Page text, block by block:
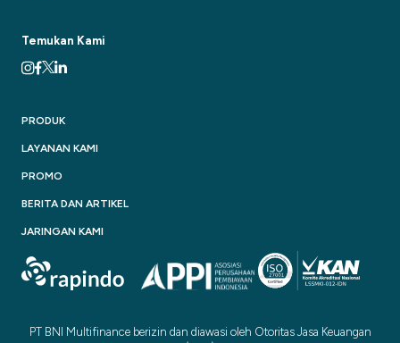
PRODUK
LAYANAN KAMI
PROMO
BERITA DAN ARTIKEL
JARINGAN KAMI
Temukan Kami
PT BNI Multifinance berizin dan diawasi oleh Otoritas Jasa Keuangan